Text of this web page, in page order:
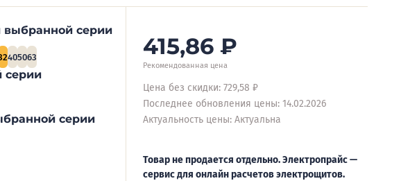
серии
405063
серии
серии
415,86 ₽
Рекомендованная цена
Цена без скидки: 729,58 ₽
Последнее обновления цены: 14.02.2026
Актуальность цены: Актуальна
Товар не продается отдельно. Электропрайс —
сервис для онлайн расчетов электрощитов.